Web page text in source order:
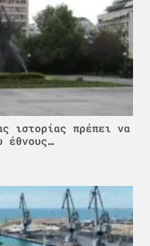
ιστορίας πρέπει να
έθνους…